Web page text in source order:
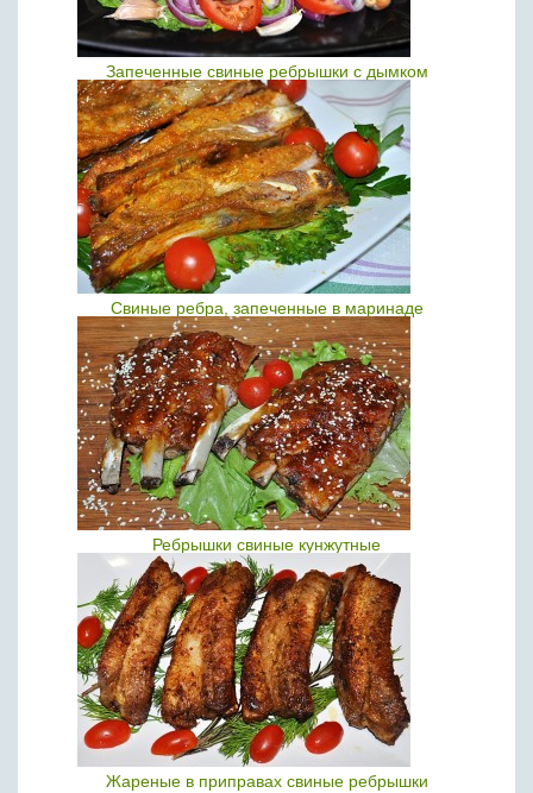
Запеченные свиные ребрышки с дымком
Свиные ребра, запеченные в маринаде
Ребрышки свиные кунжутные
Жареные в приправах свиные ребрышки